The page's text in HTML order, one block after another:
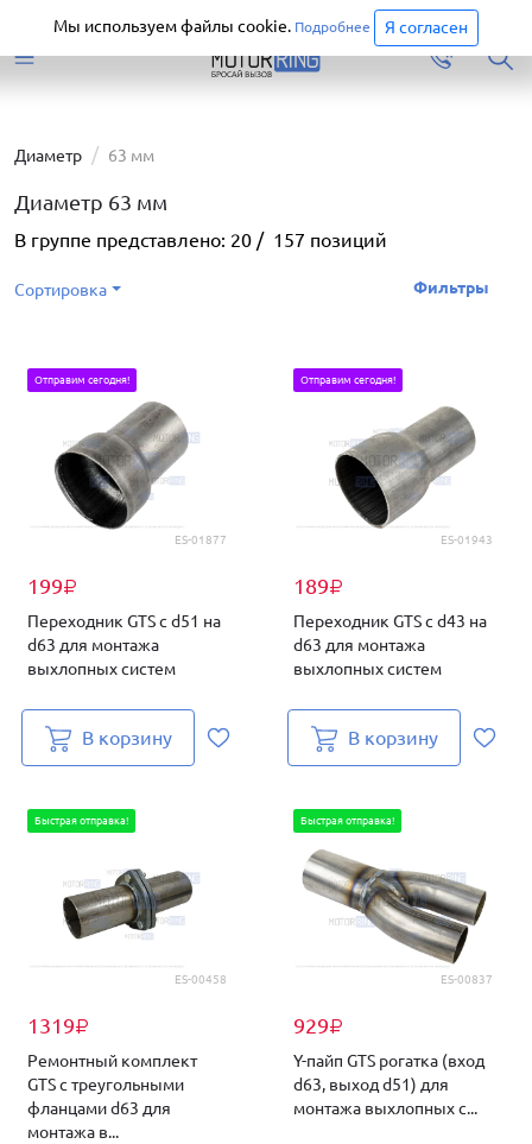
Перейти
Диаметр 63 мм
Диаметр 63 мм
В группе представлено: 20 / 157 позиций
Сортировка Фильтры
ES-01877
199₽
Отправим сегодня!
Переходник GTS с d51 на
d63 для монтажа
выхлопных систем
В корзину
ES-01943
189₽
Отправим сегодня!
Переходник GTS с d43 на
d63 для монтажа
выхлопных систем
В корзину
ES-00458
1319₽
Быстрая отправка!
Ремонтный комплект
GTS с треугольными
фланцами d63 для
монтажа в...
ES-00837
929₽
Быстрая отправка!
Y-пайп GTS рогатка (вход
d63, выход d51) для
монтажа выхлопных с...
Мы используем файлы cookie. Подробнее Я согласен